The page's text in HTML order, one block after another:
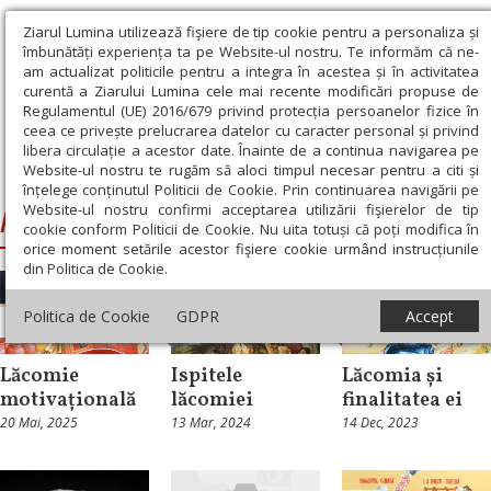
Ziarul Lumina utilizează fişiere de tip cookie pentru a personaliza și
îmbunătăți experiența ta pe Website-ul nostru. Te informăm că ne-
am actualizat politicile pentru a integra în acestea și în activitatea
curentă a Ziarului Lumina cele mai recente modificări propuse de
Regulamentul (UE) 2016/679 privind protecția persoanelor fizice în
ceea ce privește prelucrarea datelor cu caracter personal și privind
libera circulație a acestor date. Înainte de a continua navigarea pe
Website-ul nostru te rugăm să aloci timpul necesar pentru a citi și
înțelege conținutul Politicii de Cookie. Prin continuarea navigării pe
Website-ul nostru confirmi acceptarea utilizării fişierelor de tip
cookie conform Politicii de Cookie. Nu uita totuși că poți modifica în
orice moment setările acestor fişiere cookie urmând instrucțiunile
din Politica de Cookie.
Politica de Cookie GDPR Accept
Ziarul Lumina › lăcomie
lăcomie
Repere și idei
Lăcomie
motivațională
20 Mai, 2025
Patristica
Ispitele
lăcomiei
13 Mar, 2024
Patristica
Lăcomia și
finalitatea ei
14 Dec, 2023